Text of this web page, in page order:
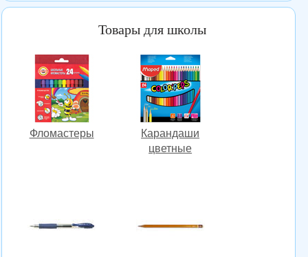
Товары для школы
Фломастеры
Карандаши
цветные